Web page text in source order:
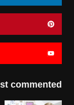
commented